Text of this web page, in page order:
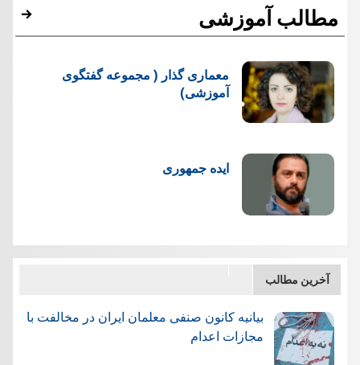
مطالب آموزشی
معماری گذار ( مجموعه گفتگوی
آموزشی)
ایده جمهوری
آخرین مطالب
بیانیه کانون صنفی معلمان ایران در مخالفت با
مجازات اعدام